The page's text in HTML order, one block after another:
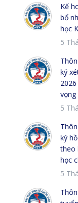
Kế
bổ
học
5
ký
5
ký
theo
học
5